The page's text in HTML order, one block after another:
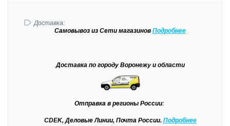
Доставка:
Самовывоз из Сети магазинов Подробнее
Доставка по городу Воронежу и области
Отправка в регионы России:
CDEK, Деловые Линии, Почта России. Подробнее